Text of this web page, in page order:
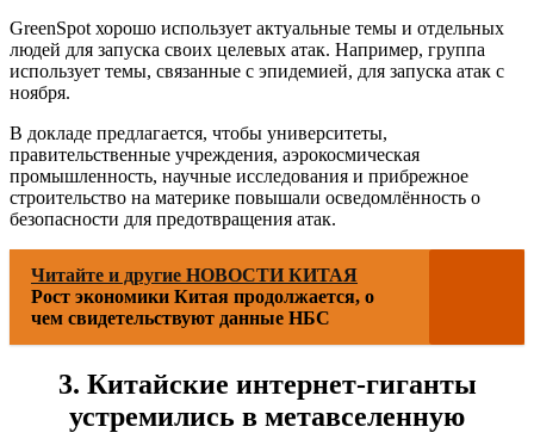
GreenSpot хорошо использует актуальные темы и отдельных
людей для запуска своих целевых атак. Например, группа
использует темы, связанные с эпидемией, для запуска атак с
ноября.
В докладе предлагается, чтобы университеты,
правительственные учреждения, аэрокосмическая
промышленность, научные исследования и прибрежное
строительство на материке повышали осведомлённость о
безопасности для предотвращения атак.
Читайте и другие НОВОСТИ КИТАЯ
Рост экономики Китая продолжается, о
чем свидетельствуют данные НБС
3. Китайские интернет-гиганты
устремились в метавселенную